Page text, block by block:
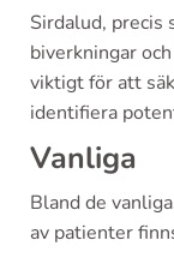
Sirdalud, precis
biverkningar
viktigt för att
identifiera
Vanliga
Bland de
av patienter